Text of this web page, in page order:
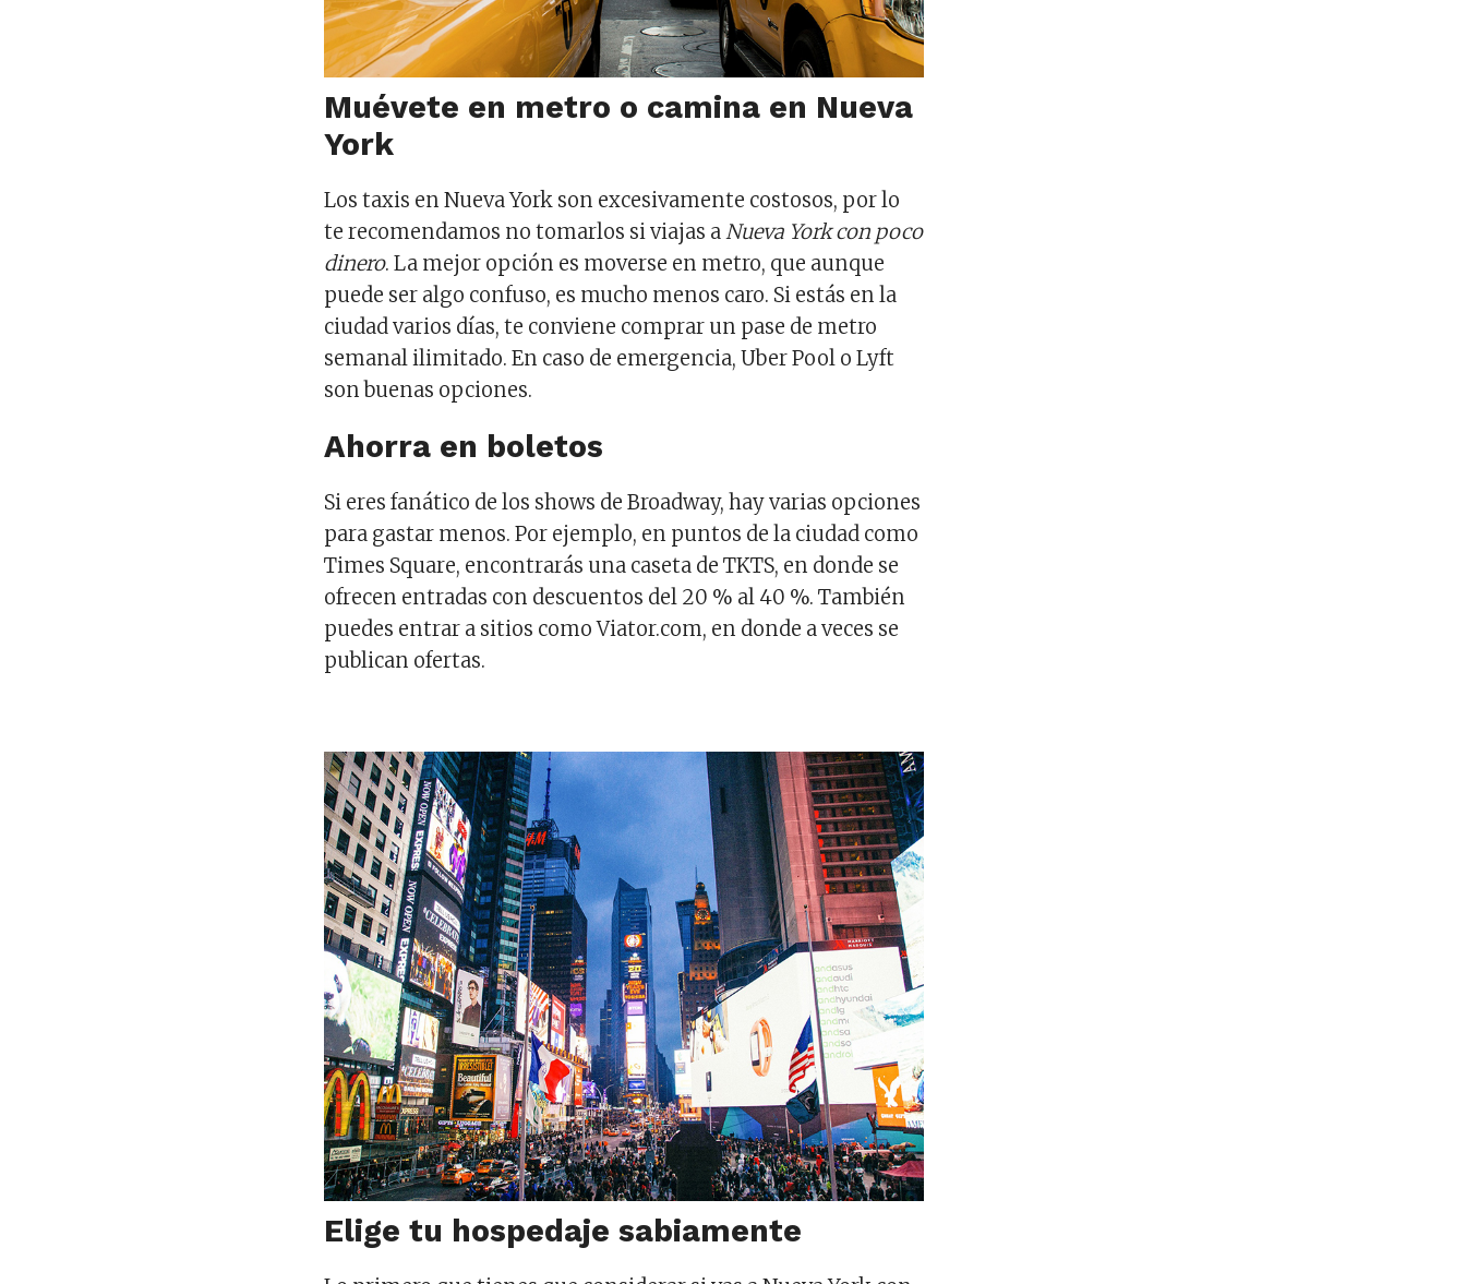
Muévete en metro o camina en Nueva
York
Los taxis en Nueva York son excesivamente costosos, por lo
te recomendamos no tomarlos si viajas aNueva York con poco
dinero. La mejor opción es moverse en metro, que aunque
puede ser algo confuso, es mucho menos caro. Si estás en la
ciudad varios días, te conviene comprar un pase de metro
semanal ilimitado. En caso de emergencia, Uber Pool o Lyft
son buenas opciones.
Ahorra en boletos
Si eres fanático de los shows de Broadway, hay varias opciones
para gastar menos. Por ejemplo, en puntos de la ciudad como
Times Square, encontrarás una caseta de TKTS, en donde se
ofrecen entradas con descuentos del 20 % al 40 %. También
puedes entrar a sitios como Viator.com, en donde a veces se
publican ofertas.
Elige tu hospedaje sabiamente